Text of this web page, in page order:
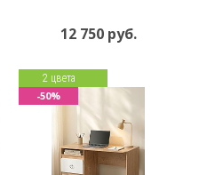
12 750 руб.
2 цвета
-50%